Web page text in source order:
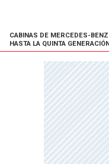
CABINAS DE MERCEDES-
HASTA LA QUINTA